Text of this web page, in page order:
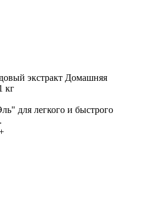
экстракт Домашняя
кг
для легкого и быстрого